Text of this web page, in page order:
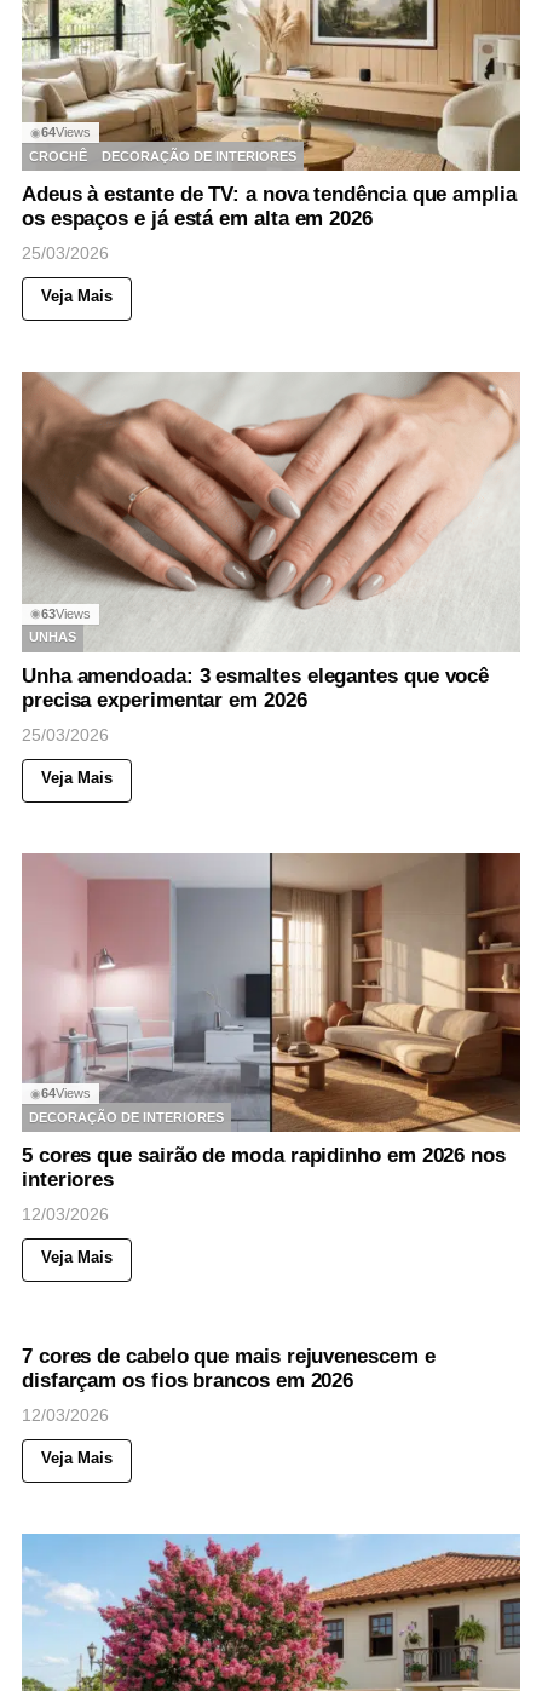
◉64Views
CROCHÊ
DECORAÇÃO DE INTERIORES
Adeus à estante de TV: a nova tendência que amplia
os espaços e já está em alta em 2026
25/03/2026
Veja Mais
◉63Views
UNHAS
Unha amendoada: 3 esmaltes elegantes que você
precisa experimentar em 2026
25/03/2026
Veja Mais
◉64Views
DECORAÇÃO DE INTERIORES
5 cores que sairão de moda rapidinho em 2026 nos
interiores
12/03/2026
Veja Mais
7 cores de cabelo que mais rejuvenescem e
disfarçam os fios brancos em 2026
12/03/2026
Veja Mais